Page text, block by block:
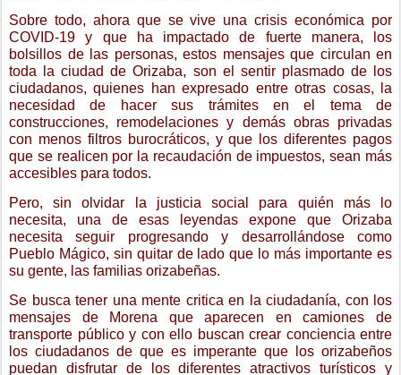
Sobre todo, ahora que se vive una crisis económica por
COVID-19 y que ha impactado de fuerte manera, los
bolsillos de las personas, estos mensajes que circulan en
toda la ciudad de Orizaba, son el sentir plasmado de los
ciudadanos, quienes han expresado entre otras cosas, la
necesidad de hacer sus trámites en el tema de
construcciones, remodelaciones y demás obras privadas
con menos filtros burocráticos, y que los diferentes pagos
que se realicen por la recaudación de impuestos, sean más
accesibles para todos.
Pero, sin olvidar la justicia social para quién más lo
necesita, una de esas leyendas expone que Orizaba
necesita seguir progresando y desarrollándose como
Pueblo Mágico, sin quitar de lado que lo más importante es
su gente, las familias orizabeñas.
Se busca tener una mente critica en la ciudadanía, con los
mensajes de Morena que aparecen en camiones de
transporte público y con ello buscan crear conciencia entre
los ciudadanos de que es imperante que los orizabeños
puedan disfrutar de los diferentes atractivos turísticos y